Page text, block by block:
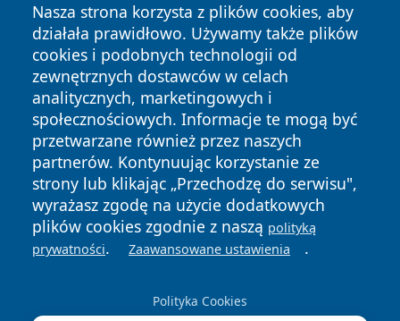
Nasza strona korzysta z plików cookies, aby
działała prawidłowo. Używamy także plików
cookies i podobnych technologii od
zewnętrznych dostawców w celach
analitycznych, marketingowych i
społecznościowych. Informacje te mogą być
przetwarzane również przez naszych
partnerów. Kontynuując korzystanie ze
strony lub klikając „Przechodzę do serwisu",
wyrażasz zgodę na użycie dodatkowych
plików cookies zgodnie z naszą polityką
prywatności. Zaawansowane ustawienia .
Polityka Cookies
Copyright © 2026 leszczynski24.pl Wszystkie prawa
zastrzeżone.
News Autorzy
Polityka
Prywatności
Polityka
Cookies